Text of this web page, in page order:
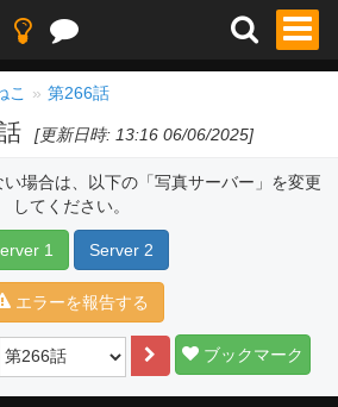
こ 第266話
[更新日時: 13:16 06/06/2025]
場合は、以下の「写真サーバー」を変更
してください。
1 Server 2
エラーを報告する
ブックマーク